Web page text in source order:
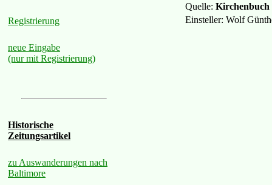
Registrierung
neue Eingabe
(nur mit Registrierung)
Historische
Zeitungsartikel
zu Auswanderungen nach
Baltimore
Quelle: Kirchenbuch
Einsteller: Wolf